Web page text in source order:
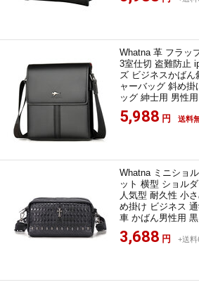
Whatna 革 フラッ
3室仕切 盗難防止
ズ ビジネスかばん
ャーバッグ 斜め
ッグ 紳士用 男性
5,988 円 送料
Whatna ミニショ
ット 横型 ショル
人気型 耐久性 小
め掛け ビジネス
車 かばん男性用
3,688 円 +送料